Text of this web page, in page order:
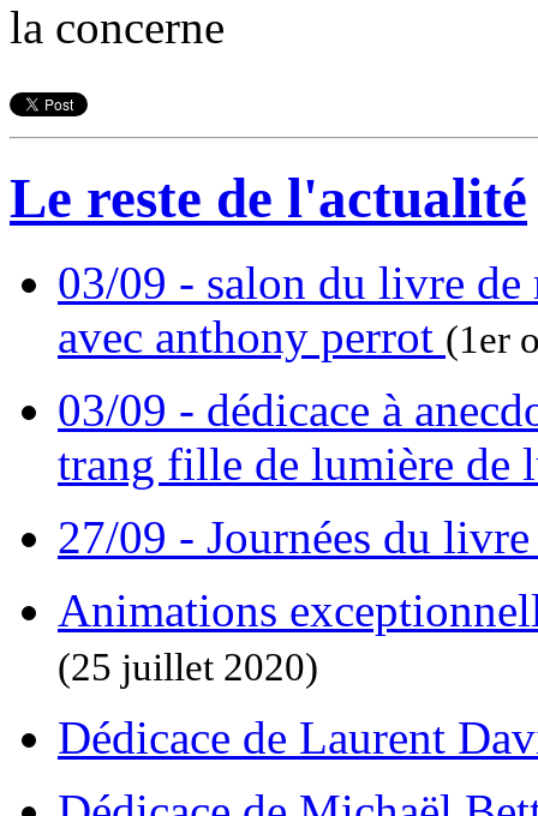
la concerne
Le reste de l'actualité
03/09 - salon du livre
avec anthony perrot (1er
03/09 - dédicace à
trang fille de lumière de
27/09 - Journées du
Animations
(25 juillet 2020)
Dédicace de Laurent